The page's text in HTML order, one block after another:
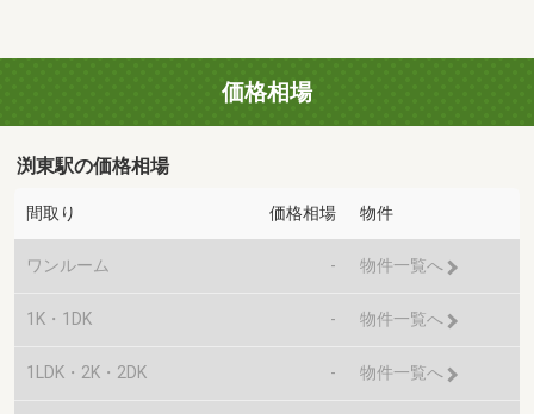
価格相場
渕東駅の価格相場
間取り 価格相場 物件
ワンルーム - 物件一覧へ
1K・1DK - 物件一覧へ
1LDK・2K・2DK - 物件一覧へ